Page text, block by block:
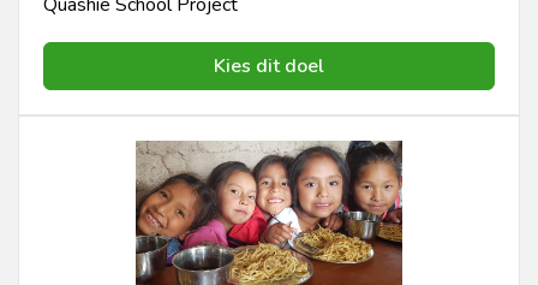
Kies dit doel